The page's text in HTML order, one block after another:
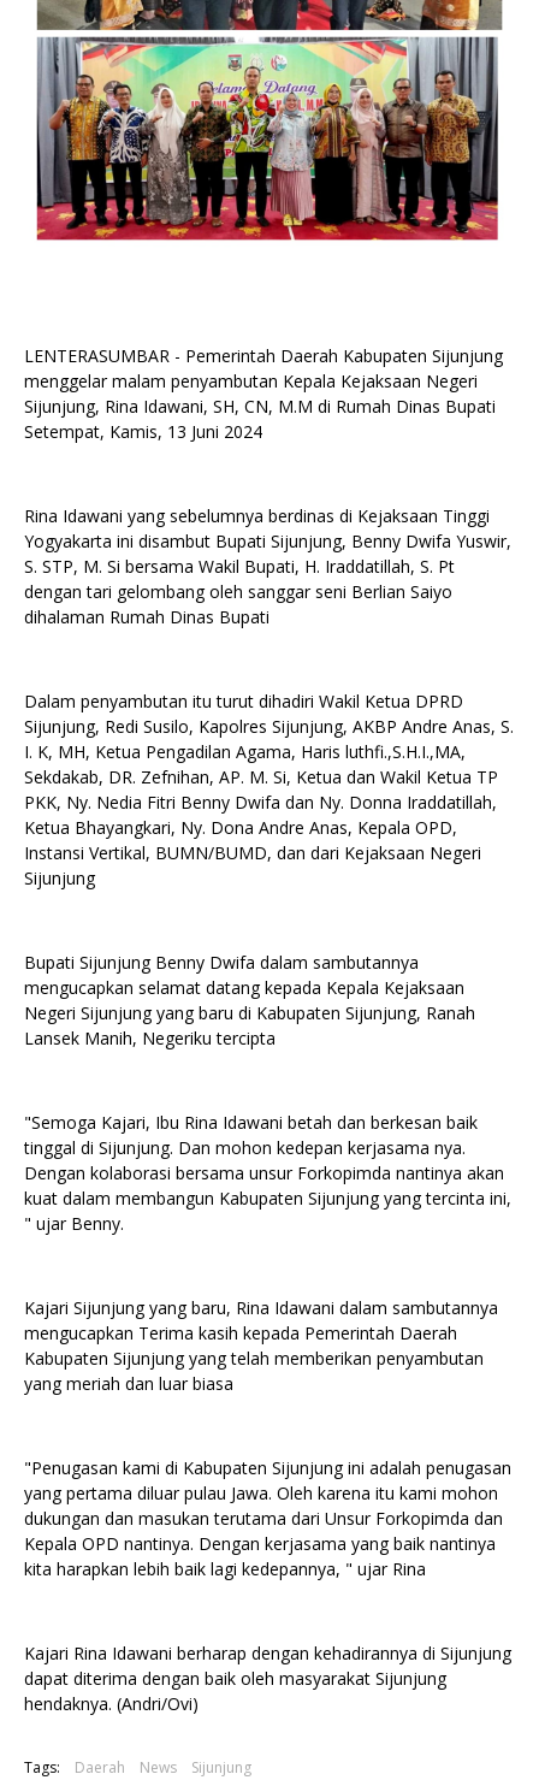
LENTERASUMBAR - Pemerintah Daerah Kabupaten Sijunjung
menggelar malam penyambutan Kepala Kejaksaan Negeri
Sijunjung, Rina Idawani, SH, CN, M.M di Rumah Dinas Bupati
Setempat, Kamis, 13 Juni 2024
Rina Idawani yang sebelumnya berdinas di Kejaksaan Tinggi
Yogyakarta ini disambut Bupati Sijunjung, Benny Dwifa Yuswir,
S. STP, M. Si bersama Wakil Bupati, H. Iraddatillah, S. Pt
dengan tari gelombang oleh sanggar seni Berlian Saiyo
dihalaman Rumah Dinas Bupati
Dalam penyambutan itu turut dihadiri Wakil Ketua DPRD
Sijunjung, Redi Susilo, Kapolres Sijunjung, AKBP Andre Anas, S.
I. K, MH, Ketua Pengadilan Agama, Haris luthfi.,S.H.I.,MA,
Sekdakab, DR. Zefnihan, AP. M. Si, Ketua dan Wakil Ketua TP
PKK, Ny. Nedia Fitri Benny Dwifa dan Ny. Donna Iraddatillah,
Ketua Bhayangkari, Ny. Dona Andre Anas, Kepala OPD,
Instansi Vertikal, BUMN/BUMD, dan dari Kejaksaan Negeri
Sijunjung
Bupati Sijunjung Benny Dwifa dalam sambutannya
mengucapkan selamat datang kepada Kepala Kejaksaan
Negeri Sijunjung yang baru di Kabupaten Sijunjung, Ranah
Lansek Manih, Negeriku tercipta
"Semoga Kajari, Ibu Rina Idawani betah dan berkesan baik
tinggal di Sijunjung. Dan mohon kedepan kerjasama nya.
Dengan kolaborasi bersama unsur Forkopimda nantinya akan
kuat dalam membangun Kabupaten Sijunjung yang tercinta ini,
" ujar Benny.
Kajari Sijunjung yang baru, Rina Idawani dalam sambutannya
mengucapkan Terima kasih kepada Pemerintah Daerah
Kabupaten Sijunjung yang telah memberikan penyambutan
yang meriah dan luar biasa
"Penugasan kami di Kabupaten Sijunjung ini adalah penugasan
yang pertama diluar pulau Jawa. Oleh karena itu kami mohon
dukungan dan masukan terutama dari Unsur Forkopimda dan
Kepala OPD nantinya. Dengan kerjasama yang baik nantinya
kita harapkan lebih baik lagi kedepannya, " ujar Rina
Kajari Rina Idawani berharap dengan kehadirannya di Sijunjung
dapat diterima dengan baik oleh masyarakat Sijunjung
hendaknya. (Andri/Ovi)
Tags: Daerah News Sijunjung